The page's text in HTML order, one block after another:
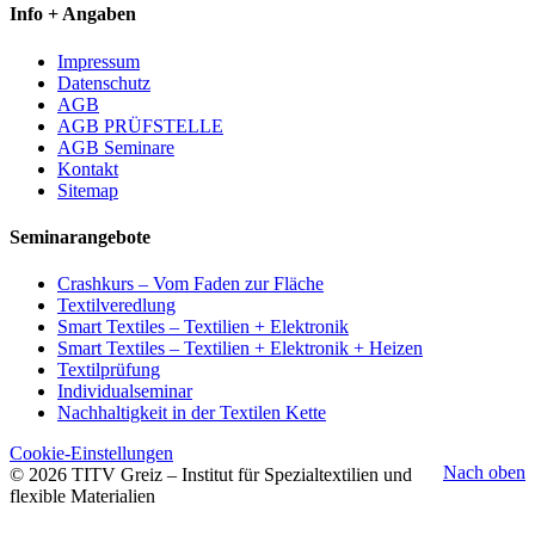
Info + Angaben
Impressum
Datenschutz
AGB
AGB PRÜFSTELLE
AGB Seminare
Kontakt
Sitemap
Seminarangebote
Crashkurs – Vom Faden zur Fläche
Textilveredlung
Smart Textiles – Textilien + Elektronik
Smart Textiles – Textilien + Elektronik + Heizen
Textilprüfung
Individualseminar
Nachhaltigkeit in der Textilen Kette
Nach oben
Cookie-Einstellungen
© 2026 TITV Greiz – Institut für Spezialtextilien und
flexible Materialien